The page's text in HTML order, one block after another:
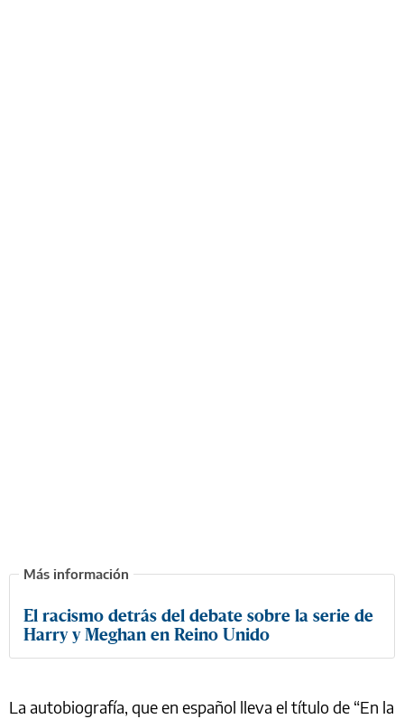
El racismo detrás del debate sobre la serie de
Harry y Meghan en Reino Unido
La autobiografía, que en español lleva el título de “En la